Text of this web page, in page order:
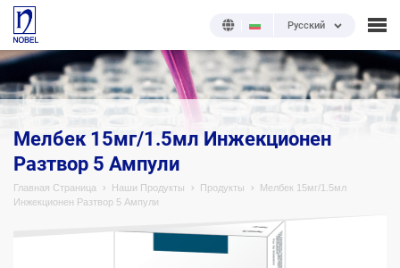
Русский
;
Мелбек 15мг/1.5мл Инжекционен
Разтвор 5 Ампули
Главная Страница Наши Продукты Продукты
Мелбек 15мг/1.5мл
Инжекционен Разтвор 5 Ампули